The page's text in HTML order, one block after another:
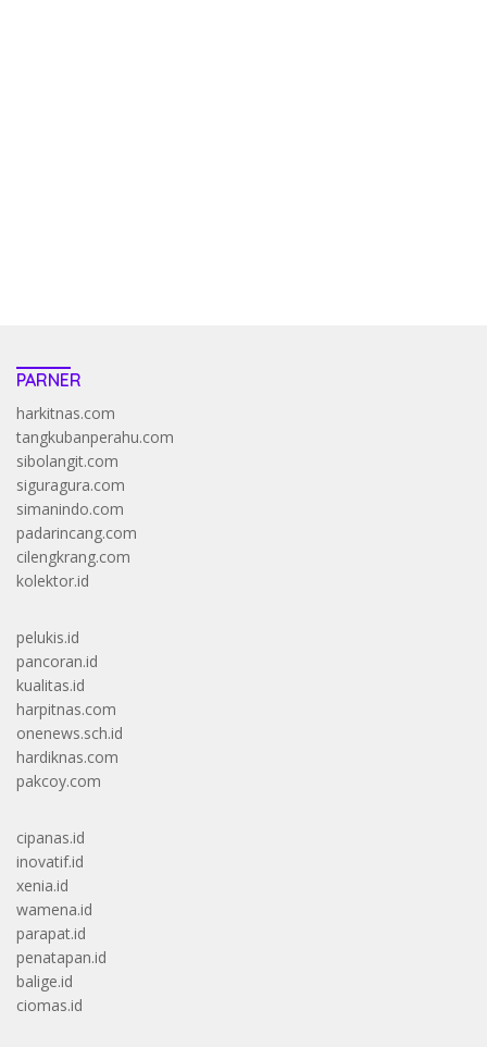
PARNER
harkitnas.com
tangkubanperahu.com
sibolangit.com
siguragura.com
simanindo.com
padarincang.com
cilengkrang.com
kolektor.id
pelukis.id
pancoran.id
kualitas.id
harpitnas.com
onenews.sch.id
hardiknas.com
pakcoy.com
cipanas.id
inovatif.id
xenia.id
wamena.id
parapat.id
penatapan.id
balige.id
ciomas.id